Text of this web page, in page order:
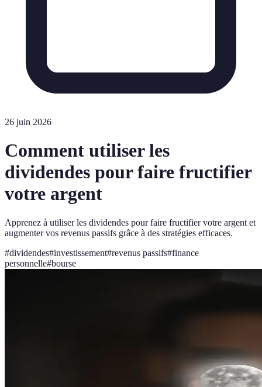
26 juin 2026
Comment utiliser les
dividendes pour faire fructifier
votre argent
Apprenez à utiliser les dividendes pour faire fructifier votre argent et
augmenter vos revenus passifs grâce à des stratégies efficaces.
#dividendes#investissement#revenus passifs#finance
personnelle#bourse